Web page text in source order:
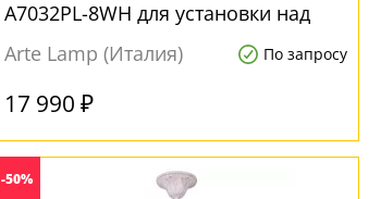
A7032PL-8WH для установки над
Arte Lamp (Италия) По запросу
17 990 ₽
-50%